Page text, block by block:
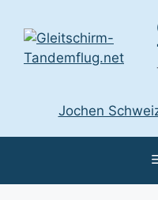
Inhalt
springen
Jochen